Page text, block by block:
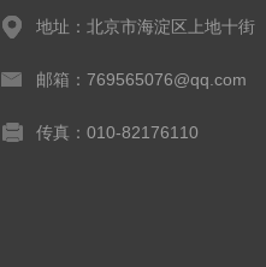
地址：北京市海淀区上地十街
邮箱：769565076@qq.com
传真：010-82176110